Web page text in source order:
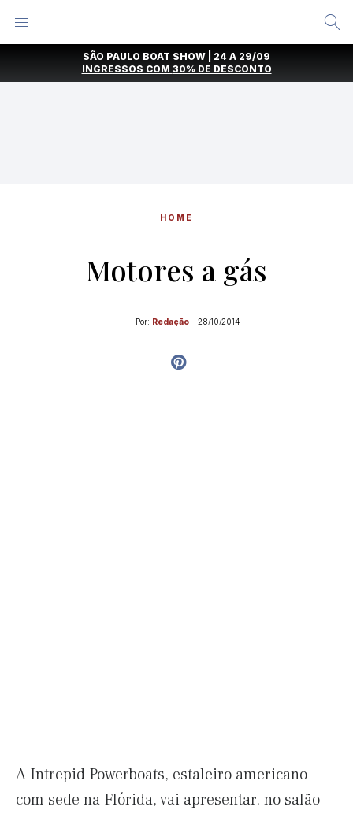
SÃO PAULO BOAT SHOW | 24 A 29/09
INGRESSOS COM 30% DE DESCONTO
HOME
Motores a gás
Por: Redação - 28/10/2014
A Intrepid Powerboats, estaleiro americano
com sede na Flórida, vai apresentar, no salão